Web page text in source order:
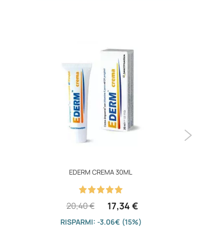
EDERM CREMA 30ML
17,34 €
20,40 €
RISPARMI: -3.06€ (15%)